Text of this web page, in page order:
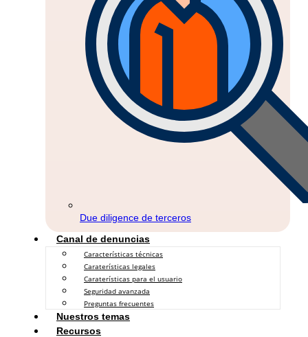
Due diligence de terceros
Canal de denuncias
Características técnicas
Caraterísticas legales
Caraterísticas para el usuario
Seguridad avanzada
Preguntas frecuentes
Nuestros temas
Recursos